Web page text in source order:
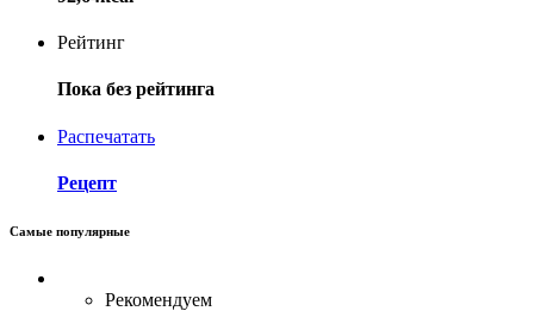
Рейтинг
Пока без рейтинга
Распечатать
Рецепт
Самые популярные
Рекомендуем